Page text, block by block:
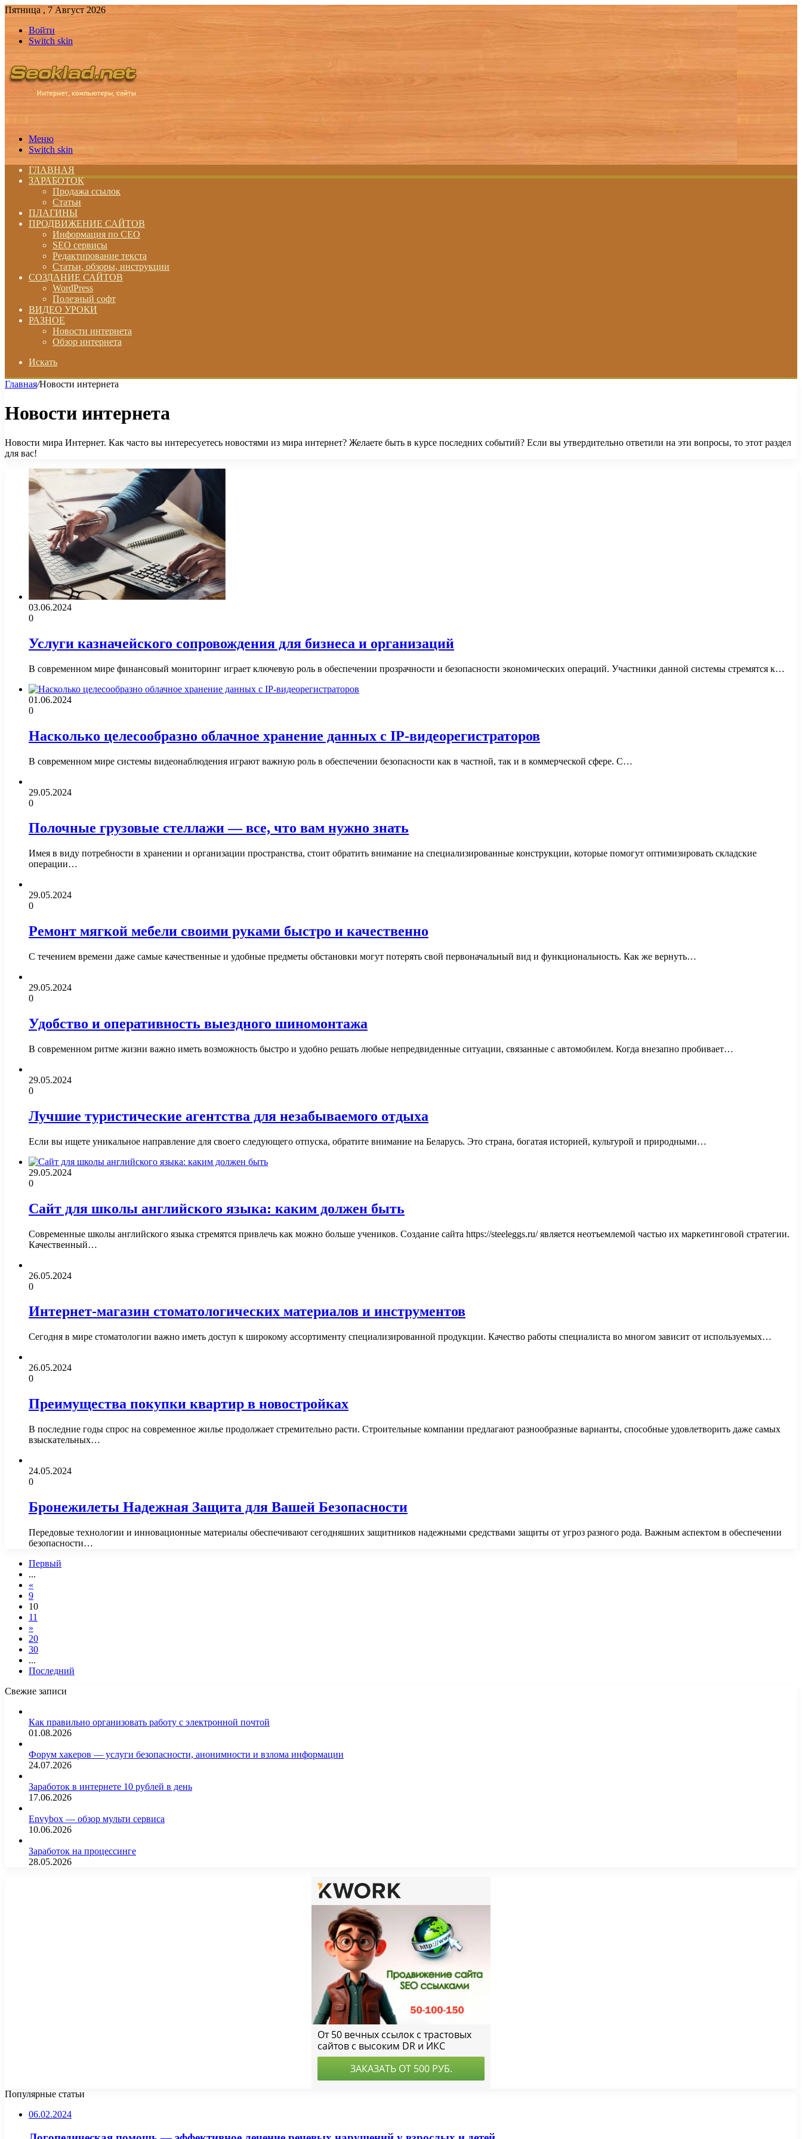
Пятница , 7 Август 2026
Войти
Switch skin
Меню
Switch skin
ГЛАВНАЯ
ЗАРАБОТОК
Продажа ссылок
Статьи
ПЛАГИНЫ
ПРОДВИЖЕНИЕ САЙТОВ
Информация по СЕО
SEO сервисы
Редактирование текста
Статьи, обзоры, инструкции
СОЗДАНИЕ САЙТОВ
WordPress
Полезный софт
ВИДЕО УРОКИ
РАЗНОЕ
Новости интернета
Обзор интернета
Искать
Главная/Новости интернета
Новости интернета
Новости мира Интернет. Как часто вы интересуетесь новостями из мира интернет? Желаете быть в курсе последних событий? Если вы утвердительно ответили на эти вопросы, то этот раздел
для вас!
03.06.2024
0
Услуги казначейского сопровождения для бизнеса и организаций
В современном мире финансовый мониторинг играет ключевую роль в обеспечении прозрачности и безопасности экономических операций. Участники данной системы стремятся к…
01.06.2024
0
Насколько целесообразно облачное хранение данных с IP-видеорегистраторов
В современном мире системы видеонаблюдения играют важную роль в обеспечении безопасности как в частной, так и в коммерческой сфере. С…
29.05.2024
0
Полочные грузовые стеллажи — все, что вам нужно знать
Имея в виду потребности в хранении и организации пространства, стоит обратить внимание на специализированные конструкции, которые помогут оптимизировать складские
операции…
29.05.2024
0
Ремонт мягкой мебели своими руками быстро и качественно
С течением времени даже самые качественные и удобные предметы обстановки могут потерять свой первоначальный вид и функциональность. Как же вернуть…
29.05.2024
0
Удобство и оперативность выездного шиномонтажа
В современном ритме жизни важно иметь возможность быстро и удобно решать любые непредвиденные ситуации, связанные с автомобилем. Когда внезапно пробивает…
29.05.2024
0
Лучшие туристические агентства для незабываемого отдыха
Если вы ищете уникальное направление для своего следующего отпуска, обратите внимание на Беларусь. Это страна, богатая историей, культурой и природными…
29.05.2024
0
Сайт для школы английского языка: каким должен быть
Современные школы английского языка стремятся привлечь как можно больше учеников. Создание сайта https://steeleggs.ru/ является неотъемлемой частью их маркетинговой стратегии.
Качественный…
26.05.2024
0
Интернет-магазин стоматологических материалов и инструментов
Сегодня в мире стоматологии важно иметь доступ к широкому ассортименту специализированной продукции. Качество работы специалиста во многом зависит от используемых…
26.05.2024
0
Преимущества покупки квартир в новостройках
В последние годы спрос на современное жилье продолжает стремительно расти. Строительные компании предлагают разнообразные варианты, способные удовлетворить даже самых
взыскательных…
24.05.2024
0
Бронежилеты Надежная Защита для Вашей Безопасности
Передовые технологии и инновационные материалы обеспечивают сегодняшних защитников надежными средствами защиты от угроз разного рода. Важным аспектом в обеспечении
безопасности…
Первый
...
«
9
10
11
»
20
30
...
Последний
Свежие записи
Как правильно организовать работу с электронной почтой
01.08.2026
Форум хакеров — услуги безопасности, анонимности и взлома информации
24.07.2026
Заработок в интернете 10 рублей в день
17.06.2026
Envybox — обзор мульти сервиса
10.06.2026
Заработок на процессинге
28.05.2026
Популярные статьи
06.02.2024